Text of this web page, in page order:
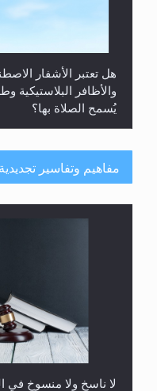
هل تعتبر الأشفار
والأظافر البلاستيكية
يُسمح الصلاة بها؟
هل يُحسب حول الزكاة
مفاهيم وتفاسير تجديدية
لا ناسخ ولا منسوخ في